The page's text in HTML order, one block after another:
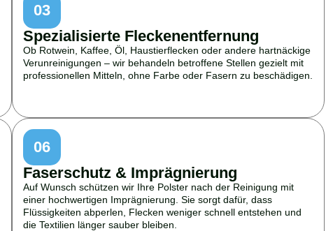
03
Spezialisierte Fleckenentfernung
Ob Rotwein, Kaffee, Öl, Haustierflecken oder andere hartnäckige
Verunreinigungen – wir behandeln betroffene Stellen gezielt mit
professionellen Mitteln, ohne Farbe oder Fasern zu beschädigen.
06
Faserschutz & Imprägnierung
Auf Wunsch schützen wir Ihre Polster nach der Reinigung mit
einer hochwertigen Imprägnierung. Sie sorgt dafür, dass
Flüssigkeiten abperlen, Flecken weniger schnell entstehen und
die Textilien länger sauber bleiben.